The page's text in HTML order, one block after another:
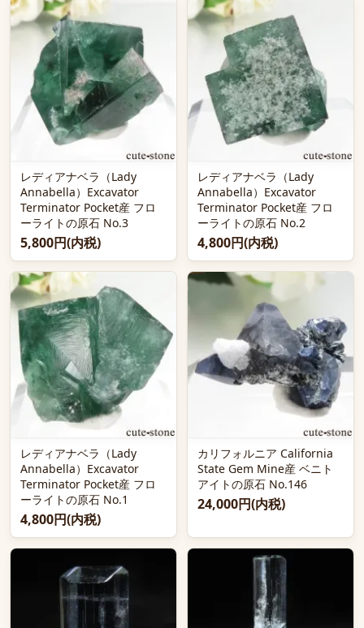
レディアナベラ（Lady
Annabella）Excavator
Terminator Pocket産 フロ
ーライトの原石 No.3
5,800円(内税)
レディアナベラ（Lady
Annabella）Excavator
Terminator Pocket産 フロ
ーライトの原石 No.2
4,800円(内税)
レディアナベラ（Lady
Annabella）Excavator
Terminator Pocket産 フロ
ーライトの原石 No.1
4,800円(内税)
カリフォルニア California
State Gem Mine産 ベニト
アイトの原石 No.146
24,000円(内税)